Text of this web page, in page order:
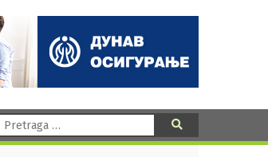
Pretraga: